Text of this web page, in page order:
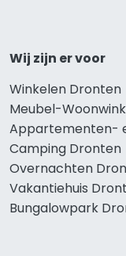
Wij zijn er voor
Winkelen Dronten
Meubel-
Appartementen-
Camping Dronten
Overnachten
Vakantiehuis
Bungalowpark